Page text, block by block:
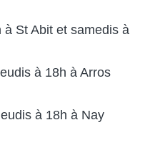
St Abit et samedis à
à 18h à Arros
à 18h à Nay